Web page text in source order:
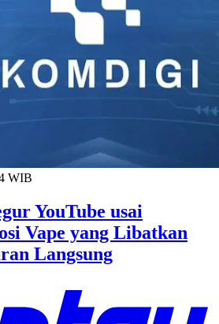
WIB
YouTube usai
Vape yang Libatkan
Langsung